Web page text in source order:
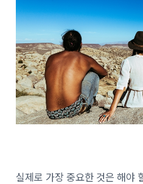
실제로 가장 중요한 것은 해야